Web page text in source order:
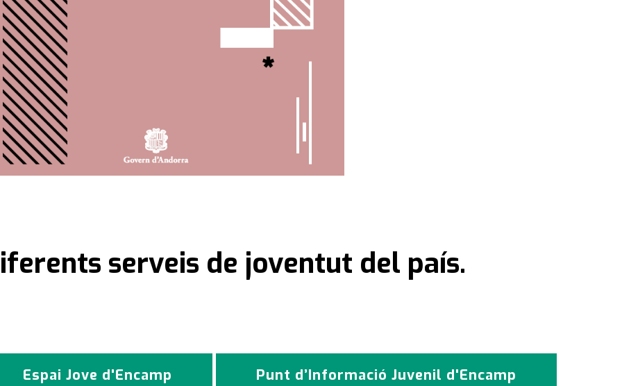
serveis de joventut del país.
Espai Jove d'Encamp Punt d’Informació Juvenil d'Encamp